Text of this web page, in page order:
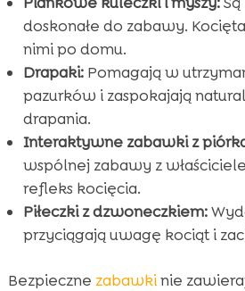
doskonałe do zabawy.
nimi po domu.
Drapaki:Pomagają w
pazurków i zaspokajają
drapania.
Interaktywne zabawki z
wspólnej zabawy z
refleks kocięcia.
Piłeczki z dzwoneczkiem:
przyciągają uwagę kociąt i
Bezpieczne zabawkinie